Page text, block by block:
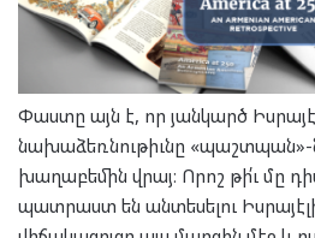
Փաստը այն է, որ յանկարծ
նախաձեռնութիւնը «պաշտպան»-
խաղաբեմին վրայ։ Որոշ թի՛ւ մը
պատրաստ են անտեսելու